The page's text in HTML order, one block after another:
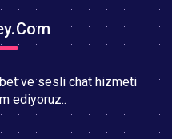
ve sesli chat hizmeti
ediyoruz..